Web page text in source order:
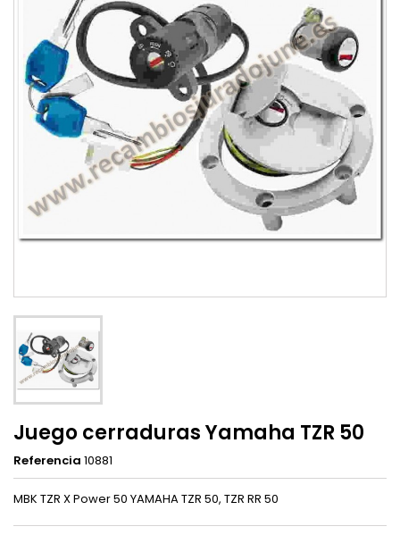
Juego cerraduras Yamaha TZR 50
Referencia 10881
MBK TZR X Power 50 YAMAHA TZR 50, TZR RR 50